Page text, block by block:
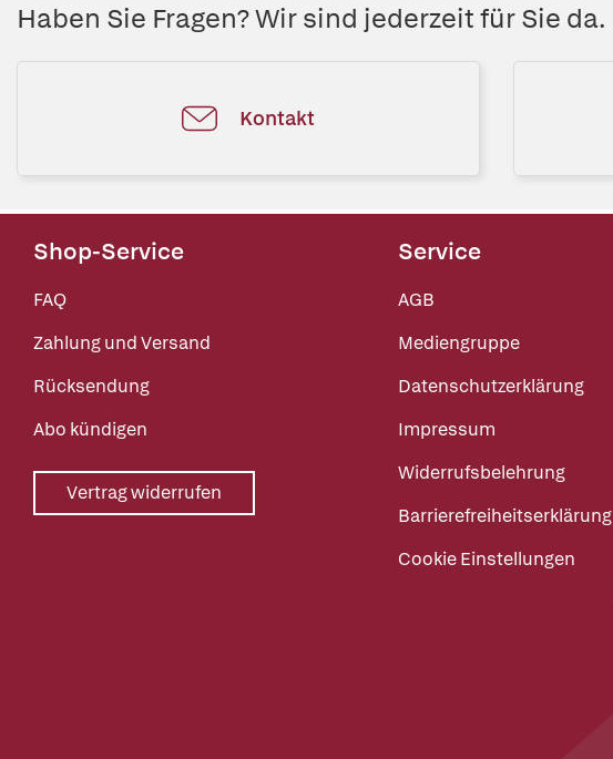
Haben Sie Fragen? Wir sind jederzeit für Sie da.
Kontakt
Shop-Service
FAQ
Zahlung und Versand
Rücksendung
Abo kündigen
Vertrag widerrufen
Service
AGB
Mediengruppe
Datenschutzerklärung
Impressum
Widerrufsbelehrung
Barrierefreiheitserklärung
Cookie Einstellungen